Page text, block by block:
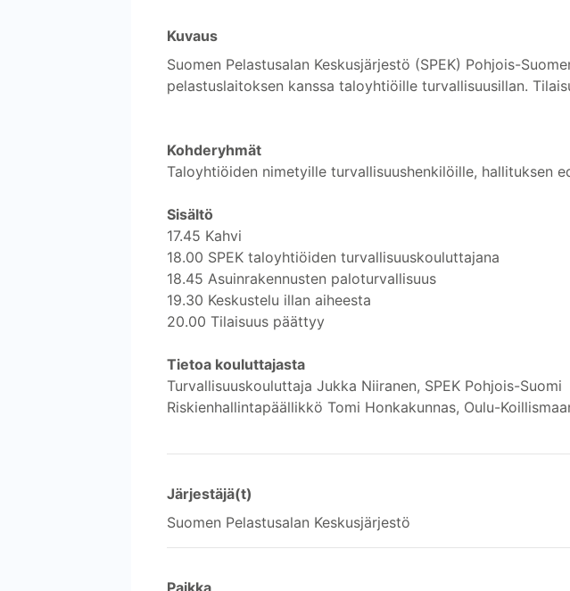
Kuvaus
Suomen Pelastusalan Keskusjärjestö (SPEK) Pohjois-
pelastuslaitoksen kanssa taloyhtiöille turvallisuusillan.
Kohderyhmät
Taloyhtiöiden nimetyille turvallisuushenkilöille, hallituksen
Sisältö
17.45 Kahvi
18.00 SPEK taloyhtiöiden turvallisuuskouluttajana
18.45 Asuinrakennusten paloturvallisuus
19.30 Keskustelu illan aiheesta
20.00 Tilaisuus päättyy
Tietoa kouluttajasta
Turvallisuuskouluttaja Jukka Niiranen, SPEK Pohjois-Suomi
Riskienhallintapäällikkö Tomi Honkakunnas, Oulu-
Järjestäjä(t)
Suomen Pelastusalan Keskusjärjestö
Paikka